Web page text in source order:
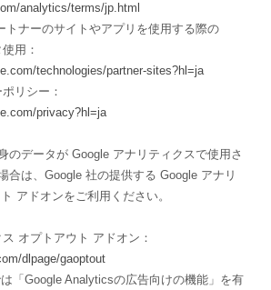
analytics/terms/jp.html
トナーのサイトやアプリを使用する際の
用：
technologies/partner-sites?hl=ja
リシー：
privacy?hl=ja
のデータが Google アナリティクスで使用さ
合は、Google 社の提供する Google アナリ
アドオンをご利用ください。
オプトアウト アドオン：
dlpage/gaoptout
は「Google Analyticsの広告向けの機能」を有